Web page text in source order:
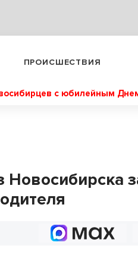
ПРОИСШЕСТВИЯ
с юбилейным
Новосибирска